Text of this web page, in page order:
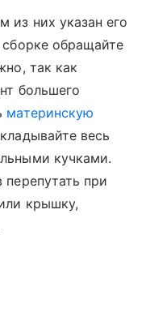
из них указан его
обращайте
так как
большего
материнскую
весь
кучками.
при
крышку,